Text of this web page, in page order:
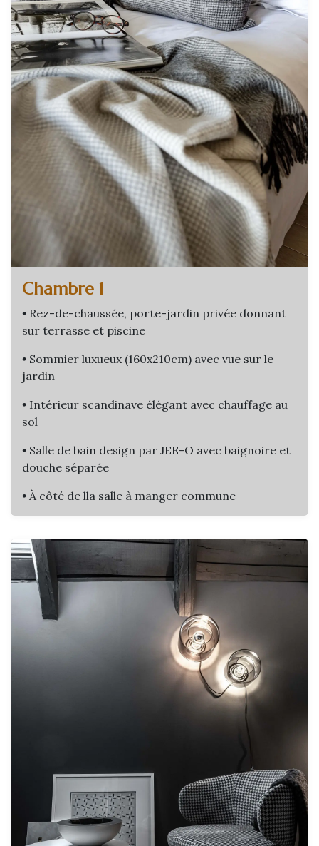
Chambre 1
• Rez-de-chaussée, porte-jardin privée donnant
sur terrasse et piscine
• Sommier luxueux (160x210cm) avec vue sur le
jardin
• Intérieur scandinave élégant avec chauffage au
sol
• Salle de bain design par JEE-O avec baignoire et
douche séparée​
• À côté de lla salle à manger commune